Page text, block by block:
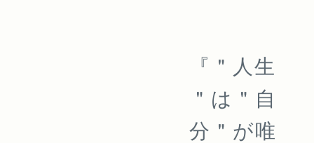
『＂人生
＂は＂自
分＂が唯